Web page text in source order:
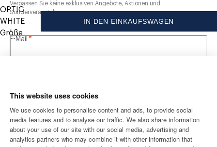
This website uses cookies
We use cookies to personalise content and ads, to provide social
media features and to analyse our traffic. We also share information
about your use of our site with our social media, advertising and
analytics partners who may combine it with other information that
Nicht maschinell trocknen
Warm bügeln, maximal 150 C
Chemisch reinigen verboten
OPTIC
WHITE
Größe
IN DEN EINKAUFSWAGEN
Verpassen Sie keine exklusiven Angebote, Aktionen und
Sonderveranstaltungen.
E-Mail *
VERSAND NACH
Deutschland
SPRACHE